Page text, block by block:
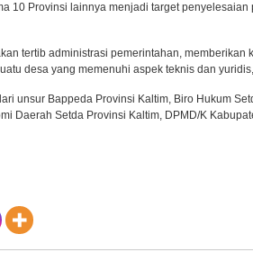
10 Provinsi lainnya menjadi target penyelesaian
tertib administrasi pemerintahan, memberikan
desa yang memenuhi aspek teknis dan
unsur Bappeda Provinsi Kaltim, Biro Hukum
Daerah Setda Provinsi Kaltim, DPMD/K